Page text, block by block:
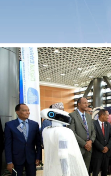
Previous